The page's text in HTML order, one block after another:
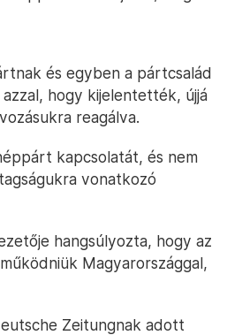
és egyben a pártcsalád
hogy kijelentették, újjá
reagálva.
kapcsolatát, és nem
vonatkozó
hangsúlyozta, hogy az
Magyarországgal,
Zeitungnak adott